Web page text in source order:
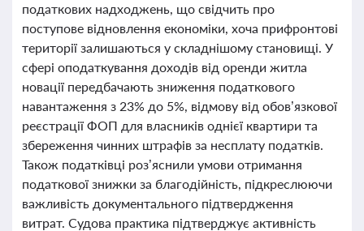
податкових надходжень, що свідчить про
поступове відновлення економіки, хоча прифронтові
території залишаються у складнішому становищі. У
сфері оподаткування доходів від оренди житла
новації передбачають зниження податкового
навантаження з 23% до 5%, відмову від обов’язкової
реєстрації ФОП для власників однієї квартири та
збереження чинних штрафів за несплату податків.
Також податківці роз’яснили умови отримання
податкової знижки за благодійність, підкреслюючи
важливість документального підтвердження
витрат. Судова практика підтверджує активність